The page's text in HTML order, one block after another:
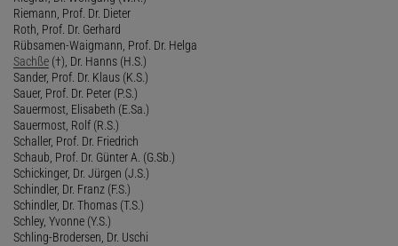
Riemann, Prof. Dr. Dieter
Roth, Prof. Dr. Gerhard
Rübsamen-Waigmann, Prof. Dr. Helga
Sachße (†), Dr. Hanns (H.S.)
Sander, Prof. Dr. Klaus (K.S.)
Sauer, Prof. Dr. Peter (P.S.)
Sauermost, Elisabeth (E.Sa.)
Sauermost, Rolf (R.S.)
Schaller, Prof. Dr. Friedrich
Schaub, Prof. Dr. Günter A. (G.Sb.)
Schickinger, Dr. Jürgen (J.S.)
Schindler, Dr. Franz (F.S.)
Schindler, Dr. Thomas (T.S.)
Schley, Yvonne (Y.S.)
Schling-Brodersen, Dr. Uschi